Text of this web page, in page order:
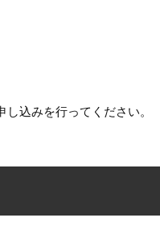
込みを行ってください。